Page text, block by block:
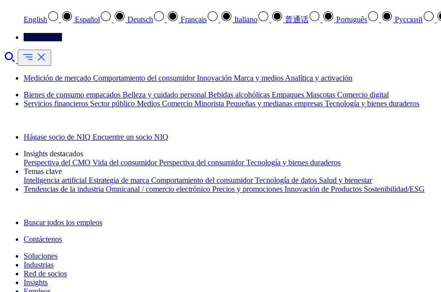
English Español Deutsch Français Italiano 普通话 Português Pусский
Medición de mercado Comportamiento del consumidor Innovación Marca y medios Analítica y activación
Bienes de consumo empacados Belleza y cuidado personal Bebidas alcohólicas Empaques Mascotas Comercio digital
Servicios financieros Sector público Medios Comercio Minorista Pequeñas y medianas empresas Tecnología y bienes duraderos
Hágase socio de NIQ Encuentre un socio NIQ
Insights destacados
Perspectiva del CMO Vida del consumidor Perspectiva del consumidor Tecnología y bienes duraderos
Temas clave
Inteligencia artificial Estrategia de marca Comportamiento del consumidor Tecnología de datos Salud y bienestar
Tendencias de la industria Omnicanal / comercio electrónico Precios y promociones Innovación de Productos Sostenibilidad/ESG
Buscar todos los empleos
Contáctenos
Soluciones
Industrias
Red de socios
Insights